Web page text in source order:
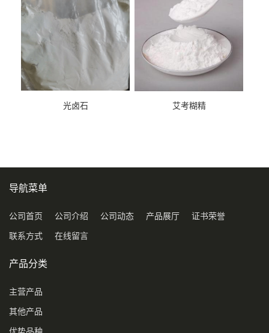
光卤石 艾考糊精
导航菜单
公司首页 公司介绍 公司动态 产品展厅 证书荣誉
联系方式 在线留言
产品分类
主营产品
其他产品